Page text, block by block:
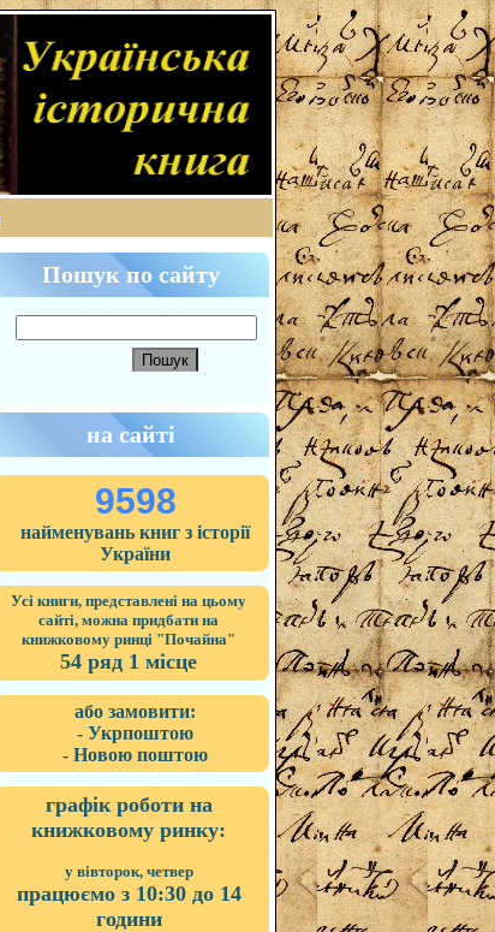
Пошук по сайту
на сайті
9598
найменувань книг з історії
України
Усі книги, представлені на цьому
сайті, можна придбати на
книжковому ринці "Почайна"
54 ряд 1 місце
або замовити:
- Укрпоштою
- Новою поштою
графік роботи на
книжковому ринку:
у вівторок, четвер
працюємо з 10:30 до 14
години